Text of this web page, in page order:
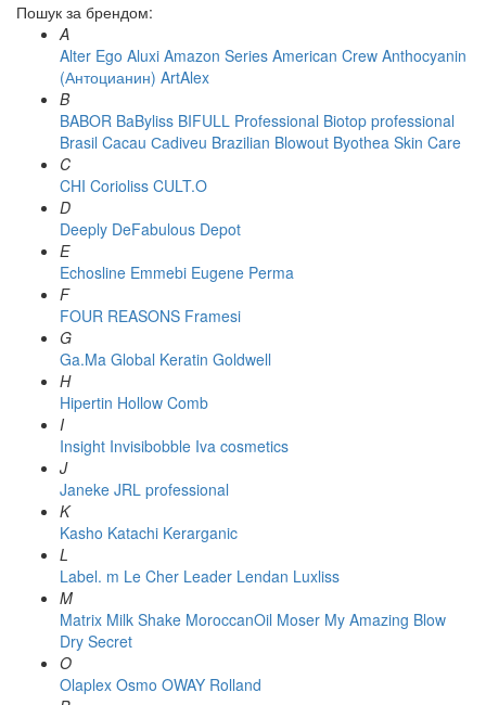
Пошук за брендом:
A
Alter Ego Aluxi Amazon Series American Crew Anthocyanin
(Антоцианин) ArtAlex
B
BABOR BaByliss BIFULL Professional Biotop professional
Brasil Cacau Сadiveu Brazilian Blowout Byothea Skin Care
C
CHI Corioliss CULT.O
D
Deeply DeFabulous Depot
E
Echosline Emmebi Eugene Perma
F
FOUR REASONS Framesi
G
Ga.Ma Global Keratin Goldwell
H
Hipertin Hollow Comb
I
Insight Invisibobble Iva cosmetics
J
Janeke JRL professional
K
Kasho Katachi Kerarganic
L
Label. m Le Cher Leader Lendan Luxliss
M
Matrix Milk Shake MoroccanOil Moser My Amazing Blow
Dry Secret
O
Olaplex Osmo OWAY Rolland